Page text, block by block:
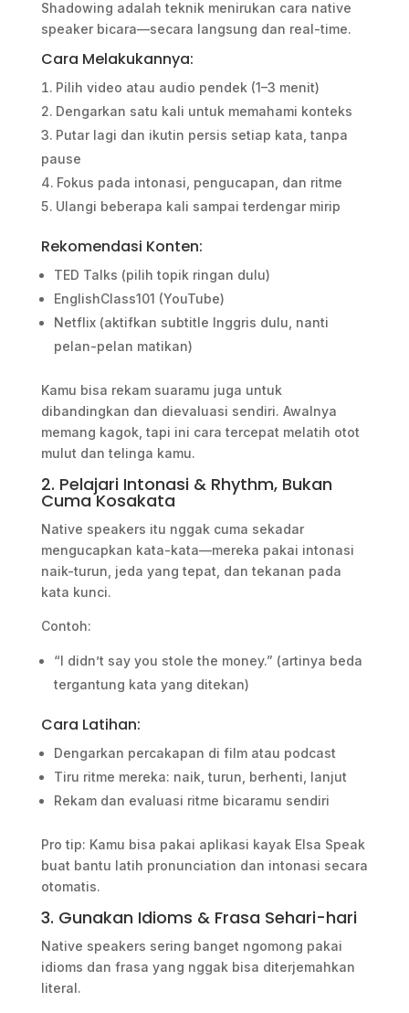
Shadowing adalah teknik menirukan cara native
speaker bicara—secara langsung dan real-time.
Cara Melakukannya:
Pilih video atau audio pendek (1–3 menit)
Dengarkan satu kali untuk memahami konteks
Putar lagi dan ikutin persis setiap kata, tanpa
pause
Fokus pada intonasi, pengucapan, dan ritme
Ulangi beberapa kali sampai terdengar mirip
Rekomendasi Konten:
TED Talks (pilih topik ringan dulu)
EnglishClass101 (YouTube)
Netflix (aktifkan subtitle Inggris dulu, nanti
pelan-pelan matikan)
Kamu bisa rekam suaramu juga untuk
dibandingkan dan dievaluasi sendiri. Awalnya
memang kagok, tapi ini cara tercepat melatih otot
mulut dan telinga kamu.
2. Pelajari Intonasi & Rhythm, Bukan
Cuma Kosakata
Native speakers itu nggak cuma sekadar
mengucapkan kata-kata—mereka pakai intonasi
naik-turun, jeda yang tepat, dan tekanan pada
kata kunci.
Contoh:
“I didn’t say you stole the money.” (artinya beda
tergantung kata yang ditekan)
Cara Latihan:
Dengarkan percakapan di film atau podcast
Tiru ritme mereka: naik, turun, berhenti, lanjut
Rekam dan evaluasi ritme bicaramu sendiri
Pro tip: Kamu bisa pakai aplikasi kayak Elsa Speak
buat bantu latih pronunciation dan intonasi secara
otomatis.
3. Gunakan Idioms & Frasa Sehari-hari
Native speakers sering banget ngomong pakai
idioms dan frasa yang nggak bisa diterjemahkan
literal.